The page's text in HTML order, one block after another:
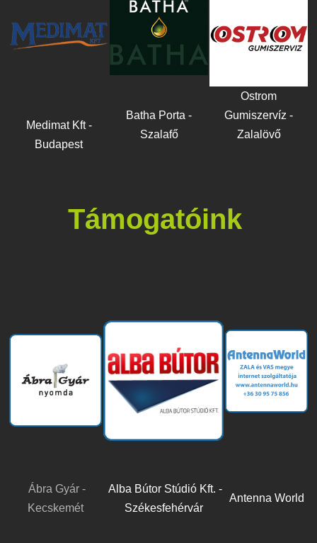
Medimat Kft -
Budapest
Batha Porta -
Szalafő
Ostrom
Gumiszervíz -
Zalalövő
Támogatóink
Ábra Gyár -
Kecskemét
Alba Bútor Stúdió Kft. -
Székesfehérvár
Antenna World